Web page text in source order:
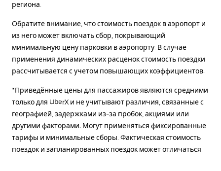
региона.
Обратите внимание, что стоимость поездок в аэропорт и
из него может включать сбор, покрывающий
минимальную цену парковки в аэропорту. В случае
применения динамических расценок стоимость поездки
рассчитывается с учетом повышающих коэффициентов.
*Приведённые цены для пассажиров являются средними
только для UberX и не учитывают различия, связанные с
географией, задержками из-за пробок, акциями или
другими факторами. Могут применяться фиксированные
тарифы и минимальные сборы. Фактическая стоимость
поездок и запланированных поездок может отличаться.